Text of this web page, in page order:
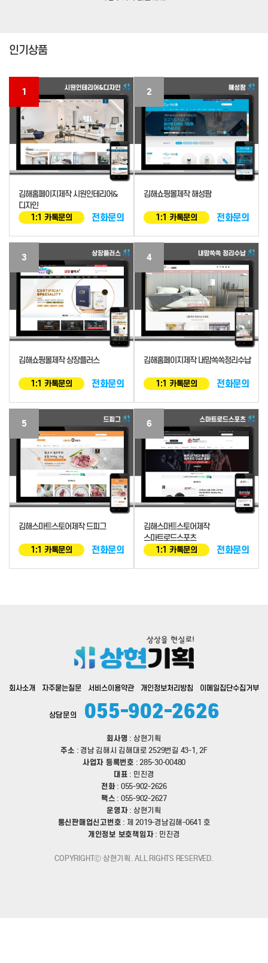
인기상품
1
김해홈페이지제작 시원인테리어&
디자인
1:1 카톡문의
전화문의
2
김해쇼핑몰제작 해성팜
1:1 카톡문의 전화문의
3
김해쇼핑몰제작 상장플러스
1:1 카톡문의 전화문의
4
김해홈페이지제작 내맘쏙쏙정리수납
1:1 카톡문의 전화문의
5
김해스마트스토어제작 드피그
1:1 카톡문의 전화문의
6
김해스마트스토어제작
스마트로드스포츠
1:1 카톡문의
전화문의
회사소개 자주묻는질문 서비스이용약관 개인정보처리방침 이메일집단수집거부
상담문의 055-902-2626
회사명 : 상현기획
주소 : 경남 김해시 김해대로 2529번길 43-1, 2F
사업자 등록번호 : 285-30-00480
대표 : 민진경
전화: 055-902-2626
팩스 : 055-902-2627
운영자: 상현기획
통신판매업신고번호 : 제 2019-경남김해-0641 호
개인정보 보호책임자: 민진경
COPYRIGHTⒸ 상현기획. ALL RIGHTS RESERVED.